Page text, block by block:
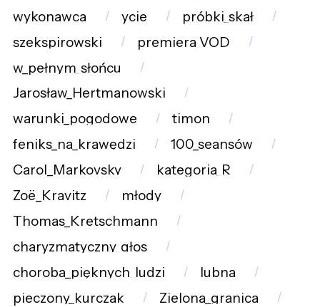
wykonawca
ycie
próbki_skał
szekspirowski
premiera_VOD
w_pełnym_słońcu
Jarosław_Hertmanowski
warunki_pogodowe
timon
feniks_na_krawędzi
100_seansów
Carol_Markovsky
kategoria_R
Zoë_Kravitz
młody
Thomas_Kretschmann
charyzmatyczny_głos
choroba_pięknych_ludzi
lubna
pieczony_kurczak
Zielona_granica